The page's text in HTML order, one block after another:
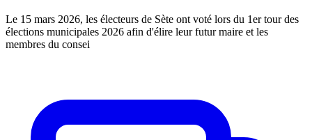
Le 15 mars 2026, les électeurs de Sète ont voté lors du 1er tour des
élections municipales 2026 afin d'élire leur futur maire et les
membres du consei